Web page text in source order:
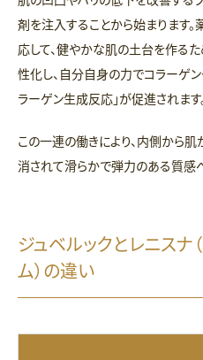
剤を注入することから始まります
応して、健やかな肌の土台を作る
性化し、自分自身の力でコラーゲ
ラーゲン生成反応」が促進されます
この一連の働きにより、内側から
消されて滑らかで弾力のある質感
ジュベルックとレニスナ
ム）の違い